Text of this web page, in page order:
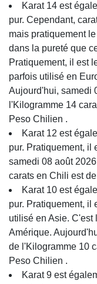
Karat 14 est
pur. Cependant,
mais pratiquement
dans la pureté que
Pratiquement, il est
parfois utilisé en
Aujourd'hui, samedi
l'Kilogramme 14
Peso Chilien .
Karat 12 est
pur. Pratiquement, il
samedi 08 août
carats en Chili est
Karat 10 est
pur. Pratiquement, il
utilisé en Asie. C'est
Amérique.
de l'Kilogramme 10
Peso Chilien .
Karat 9 est